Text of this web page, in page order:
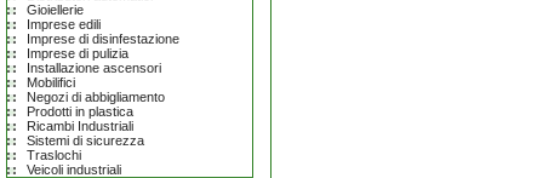
Gioiellerie
Imprese edili
Imprese di disinfestazione
Imprese di pulizia
Installazione ascensori
Mobilifici
Negozi di abbigliamento
Prodotti in plastica
Ricambi Industriali
Sistemi di sicurezza
Traslochi
Veicoli industriali